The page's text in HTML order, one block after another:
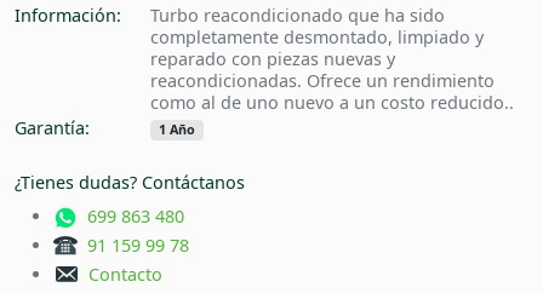
Información:
Turbo reacondicionado que ha sido
completamente desmontado, limpiado y
reparado con piezas nuevas y
reacondicionadas. Ofrece un rendimiento
como al de uno nuevo a un costo reducido..
Garantía:
1 Año
¿Tienes dudas? Contáctanos
699 863 480
91 159 99 78
Contacto